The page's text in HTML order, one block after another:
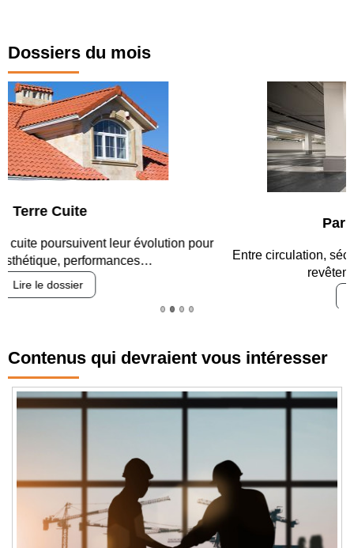
Dossiers du mois
Entre circulation, sécurisation des accès, durabilité des
Contenus qui devraient vous intéresser